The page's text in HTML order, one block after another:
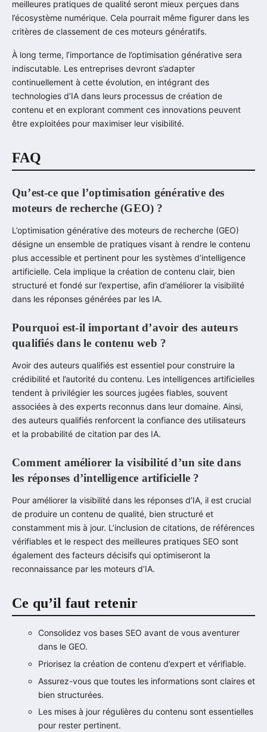
meilleures pratiques de qualité seront mieux perçues dans
l’écosystème numérique. Cela pourrait même figurer dans les
critères de classement de ces moteurs génératifs.
À long terme, l’importance de l’optimisation générative sera
indiscutable. Les entreprises devront s’adapter
continuellement à cette évolution, en intégrant des
technologies d’IA dans leurs processus de création de
contenu et en explorant comment ces innovations peuvent
être exploitées pour maximiser leur visibilité.
FAQ
Qu’est-ce que l’optimisation générative des
moteurs de recherche (GEO) ?
L’optimisation générative des moteurs de recherche (GEO)
désigne un ensemble de pratiques visant à rendre le contenu
plus accessible et pertinent pour les systèmes d’intelligence
artificielle. Cela implique la création de contenu clair, bien
structuré et fondé sur l’expertise, afin d’améliorer la visibilité
dans les réponses générées par les IA.
Pourquoi est-il important d’avoir des auteurs
qualifiés dans le contenu web ?
Avoir des auteurs qualifiés est essentiel pour construire la
crédibilité et l’autorité du contenu. Les intelligences artificielles
tendent à privilégier les sources jugées fiables, souvent
associées à des experts reconnus dans leur domaine. Ainsi,
des auteurs qualifiés renforcent la confiance des utilisateurs
et la probabilité de citation par des IA.
Comment améliorer la visibilité d’un site dans
les réponses d’intelligence artificielle ?
Pour améliorer la visibilité dans les réponses d’IA, il est crucial
de produire un contenu de qualité, bien structuré et
constamment mis à jour. L’inclusion de citations, de références
vérifiables et le respect des meilleures pratiques SEO sont
également des facteurs décisifs qui optimiseront la
reconnaissance par les moteurs d’IA.
Ce qu’il faut retenir
Consolidez vos bases SEO avant de vous aventurer
dans le GEO.
Priorisez la création de contenu d’expert et vérifiable.
Assurez-vous que toutes les informations sont claires et
bien structurées.
Les mises à jour régulières du contenu sont essentielles
pour rester pertinent.